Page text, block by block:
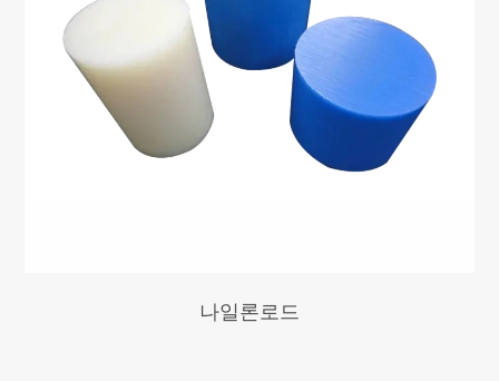
나일론로드